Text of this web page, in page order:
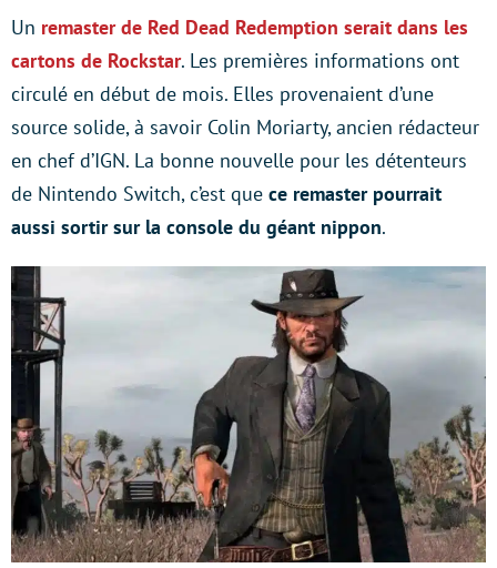
Un remaster de Red Dead Redemption serait dans les
cartons de Rockstar. Les premières informations ont
circulé en début de mois. Elles provenaient d’une
source solide, à savoir Colin Moriarty, ancien rédacteur
en chef d’IGN. La bonne nouvelle pour les détenteurs
de Nintendo Switch, c’est que ce remaster pourrait
aussi sortir sur la console du géant nippon.